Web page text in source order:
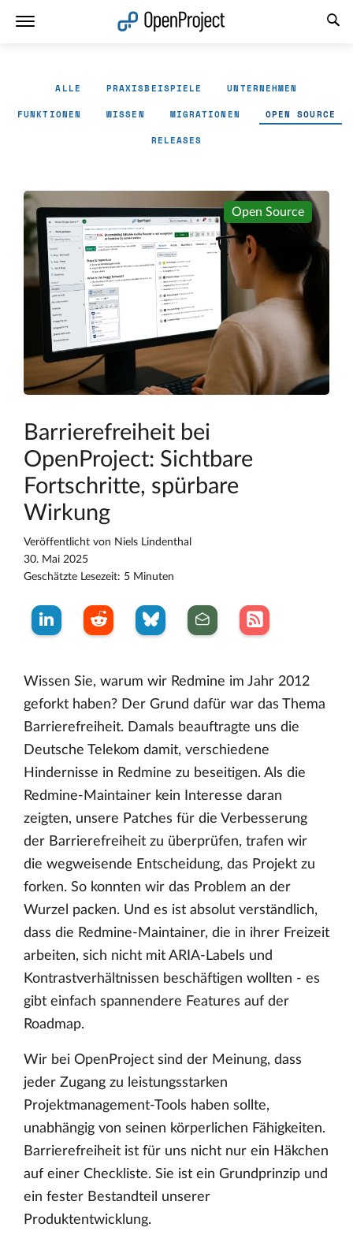
ALLE PRAXISBEISPIELE UNTERNEHMEN
FUNKTIONEN WISSEN MIGRATIONEN OPEN SOURCE
RELEASES
Open Source
Barrierefreiheit bei
OpenProject: Sichtbare
Fortschritte, spürbare
Wirkung
Veröffentlicht von Niels Lindenthal
30. Mai 2025
Geschätzte Lesezeit: 5 Minuten
Wissen Sie, warum wir Redmine im Jahr 2012
geforkt haben? Der Grund dafür war das Thema
Barrierefreiheit. Damals beauftragte uns die
Deutsche Telekom damit, verschiedene
Hindernisse in Redmine zu beseitigen. Als die
Redmine-Maintainer kein Interesse daran
zeigten, unsere Patches für die Verbesserung
der Barrierefreiheit zu überprüfen, trafen wir
die wegweisende Entscheidung, das Projekt zu
forken. So konnten wir das Problem an der
Wurzel packen. Und es ist absolut verständlich,
dass die Redmine-Maintainer, die in ihrer Freizeit
arbeiten, sich nicht mit ARIA-Labels und
Kontrastverhältnissen beschäftigen wollten - es
gibt einfach spannendere Features auf der
Roadmap.
Wir bei OpenProject sind der Meinung, dass
jeder Zugang zu leistungsstarken
Projektmanagement-Tools haben sollte,
unabhängig von seinen körperlichen Fähigkeiten.
Barrierefreiheit ist für uns nicht nur ein Häkchen
auf einer Checkliste. Sie ist ein Grundprinzip und
ein fester Bestandteil unserer
Produktentwicklung.
Link in neuem Tab öffnen